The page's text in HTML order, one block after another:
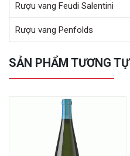
Rượu vang Feudi Salentini
Rượu vang Penfolds
SẢN PHẨM TƯƠNG TỰ